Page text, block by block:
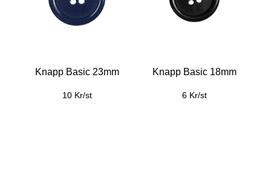
Knapp Basic 23mm
10 Kr/st
Knapp Basic 18mm
6 Kr/st